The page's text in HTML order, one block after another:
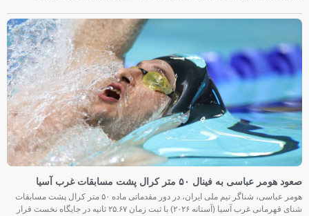
صعود هومر عباسی به فینال ۵۰ متر کرال پشت مسابقات غرب آسیا
هومر عباسی، شناگر تیم ملی ایران، در دور مقدماتی ماده ۵۰ متر کرال پشت مسابقات
شنای قهرمانی غرب آسیا (آستانه ۲۰۲۶) با ثبت زمان ۲۵.۶۷ ثانیه در جایگاه نخست قرار